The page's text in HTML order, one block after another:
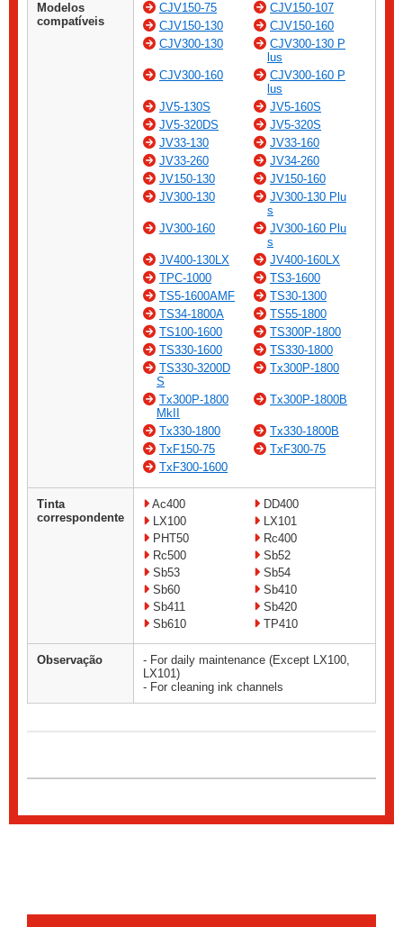
Modelos
compatíveis
CJV150-75
CJV150-107
CJV150-130
CJV150-160
CJV300-130
CJV300-130 P
lus
CJV300-160
CJV300-160 P
lus
JV5-130S
JV5-160S
JV5-320DS
JV5-320S
JV33-130
JV33-160
JV33-260
JV34-260
JV150-130
JV150-160
JV300-130
JV300-130 Plu
s
JV300-160
JV300-160 Plu
s
JV400-130LX
JV400-160LX
TPC-1000
TS3-1600
TS5-1600AMF
TS30-1300
TS34-1800A
TS55-1800
TS100-1600
TS300P-1800
TS330-1600
TS330-1800
TS330-3200D
S
Tx300P-1800
Tx300P-1800
MkII
Tx300P-1800B
Tx330-1800
Tx330-1800B
TxF150-75
TxF300-75
TxF300-1600
Tinta
correspondente
Ac400
DD400
LX100
LX101
PHT50
Rc400
Rc500
Sb52
Sb53
Sb54
Sb60
Sb410
Sb411
Sb420
Sb610
TP410
Observação
- For daily maintenance (Except LX100,
LX101)
- For cleaning ink channels